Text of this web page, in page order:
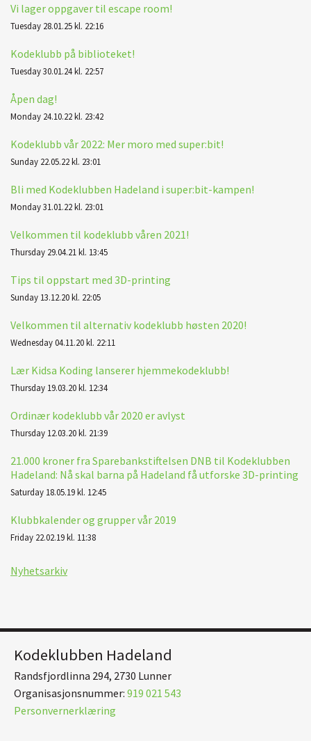
Vi lager oppgaver til escape room!
Tuesday 28.01.25 kl. 22:16
Kodeklubb på biblioteket!
Tuesday 30.01.24 kl. 22:57
Åpen dag!
Monday 24.10.22 kl. 23:42
Kodeklubb vår 2022: Mer moro med super:bit!
Sunday 22.05.22 kl. 23:01
Bli med Kodeklubben Hadeland i super:bit-kampen!
Monday 31.01.22 kl. 23:01
Velkommen til kodeklubb våren 2021!
Thursday 29.04.21 kl. 13:45
Tips til oppstart med 3D-printing
Sunday 13.12.20 kl. 22:05
Velkommen til alternativ kodeklubb høsten 2020!
Wednesday 04.11.20 kl. 22:11
Lær Kidsa Koding lanserer hjemmekodeklubb!
Thursday 19.03.20 kl. 12:34
Ordinær kodeklubb vår 2020 er avlyst
Thursday 12.03.20 kl. 21:39
21.000 kroner fra Sparebankstiftelsen DNB til Kodeklubben
Hadeland: Nå skal barna på Hadeland få utforske 3D-printing
Saturday 18.05.19 kl. 12:45
Klubbkalender og grupper vår 2019
Friday 22.02.19 kl. 11:38
Nyhetsarkiv
Kodeklubben Hadeland
Randsfjordlinna 294, 2730 Lunner
Organisasjonsnummer: 919 021 543
Personvernerklæring